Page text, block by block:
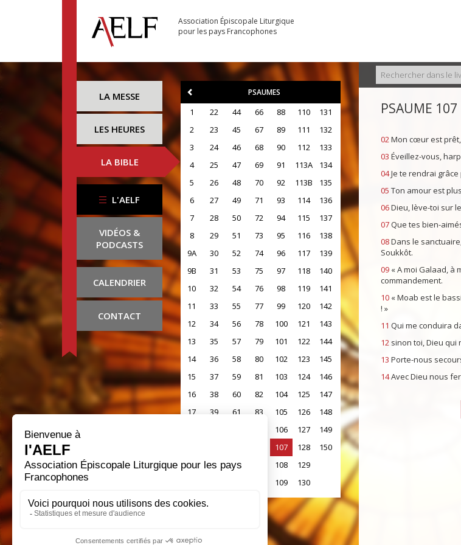
Association Épiscopale Liturgique
pour les pays Francophones
LA MESSE
LES HEURES
LA BIBLE
L'AELF
VIDÉOS &
PODCASTS
CALENDRIER
CONTACT
PSAUMES
1
2
3
4
5
6
7
8
9A
9B
10
11
12
13
14
15
16
17
20
22
23
24
25
26
27
28
29
30
31
32
33
34
35
36
37
38
39
42
44
45
46
47
48
49
50
51
52
53
54
55
56
57
58
59
60
61
64
66
67
68
69
70
71
72
73
74
75
76
77
78
79
80
81
82
83
88
89
90
91
92
93
94
95
96
97
98
99
100
101
102
103
104
105
106
107
108
109
110
111
112
113A
113B
114
115
116
117
118
119
120
121
122
123
124
125
126
127
128
129
130
131
132
133
134
135
136
137
138
139
140
141
142
143
144
145
146
147
148
149
150
PSAUME 107
02Mon cœur est prêt,
03 Éveillez-vous,
04Je te rendrai
05 Ton amour est
06Dieu, lève-toi sur
07Que tes bien-
08Dans le
Soukkôt.
09« A moi Galaad, à
commandement.
10« Moab est le
! »
11 Qui me conduira
12sinon toi, Dieu qui
13 Porte-nous
14Avec Dieu nous